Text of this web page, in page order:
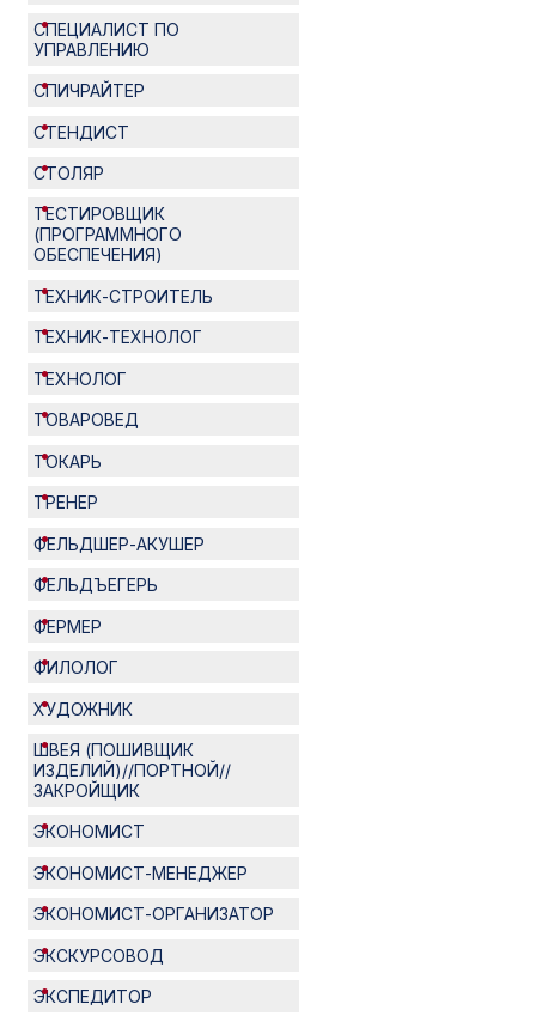
СПЕЦИАЛИСТ ПО
УПРАВЛЕНИЮ
СПИЧРАЙТЕР
СТЕНДИСТ
СТОЛЯР
ТЕСТИРОВЩИК
(ПРОГРАММНОГО
ОБЕСПЕЧЕНИЯ)
ТЕХНИК-СТРОИТЕЛЬ
ТЕХНИК-ТЕХНОЛОГ
ТЕХНОЛОГ
ТОВАРОВЕД
ТОКАРЬ
ТРЕНЕР
ФЕЛЬДШЕР-АКУШЕР
ФЕЛЬДЪЕГЕРЬ
ФЕРМЕР
ФИЛОЛОГ
ХУДОЖНИК
ШВЕЯ (ПОШИВЩИК
ИЗДЕЛИЙ)//ПОРТНОЙ//
ЗАКРОЙЩИК
ЭКОНОМИСТ
ЭКОНОМИСТ-МЕНЕДЖЕР
ЭКОНОМИСТ-ОРГАНИЗАТОР
ЭКСКУРСОВОД
ЭКСПЕДИТОР